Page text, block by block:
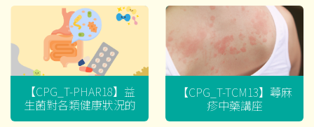
【CPG_T-PHAR18】益
生菌對各類健康狀況的
迷思
【CPG_T-TCM13】蕁麻
疹中藥講座